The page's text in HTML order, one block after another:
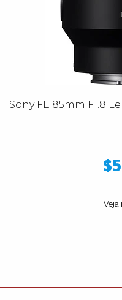
Sony FE 85mm F1.8
Veja